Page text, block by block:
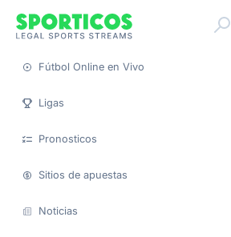
Fútbol Online en Vivo
Ligas
Pronosticos
Sitios de apuestas
Noticias